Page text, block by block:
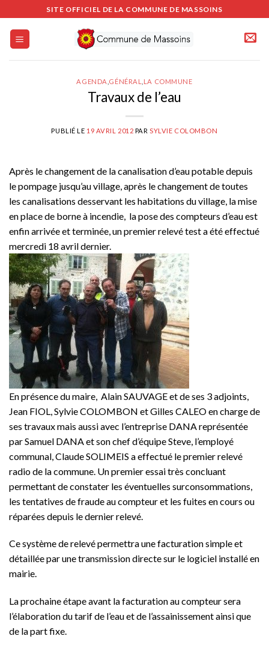
au
contenu
SITE OFFICIEL DE LA COMMUNE DE MASSOINS
AGENDA GÉNÉRAL LA COMMUNE
Travaux de l’eau
PUBLIÉ LE 19 AVRIL 2012 PAR SYLVIE COLOMBON
Après le changement de la canalisation d’eau potable depuis
le pompage jusqu’au village, après le changement de toutes
les canalisations desservant les habitations du village, la mise
en place de borne à incendie, la pose des compteurs d’eau est
enfin arrivée et terminée, un premier relevé test a été effectué
mercredi 18 avril dernier.
En présence du maire, Alain SAUVAGE et de ses 3 adjoints,
Jean FIOL, Sylvie COLOMBON et Gilles CALEO en charge de
ses travaux mais aussi avec l’entreprise DANA représentée
par Samuel DANA et son chef d’équipe Steve, l’employé
communal, Claude SOLIMEIS a effectué le premier relevé
radio de la commune. Un premier essai très concluant
permettant de constater les éventuelles surconsommations,
les tentatives de fraude au compteur et les fuites en cours ou
réparées depuis le dernier relevé.
Ce système de relevé permettra une facturation simple et
détaillée par une transmission directe sur le logiciel installé en
mairie.
La prochaine étape avant la facturation au compteur sera
l’élaboration du tarif de l’eau et de l’assainissement ainsi que
de la part fixe.